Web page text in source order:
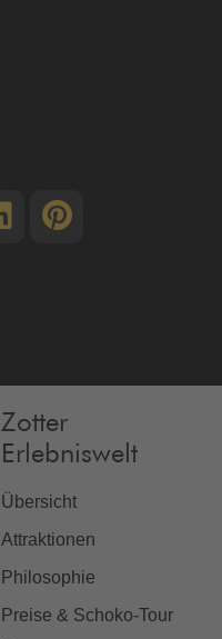
Zotter
Erlebniswelt
Übersicht
Attraktionen
Philosophie
Preise & Schoko-Tour